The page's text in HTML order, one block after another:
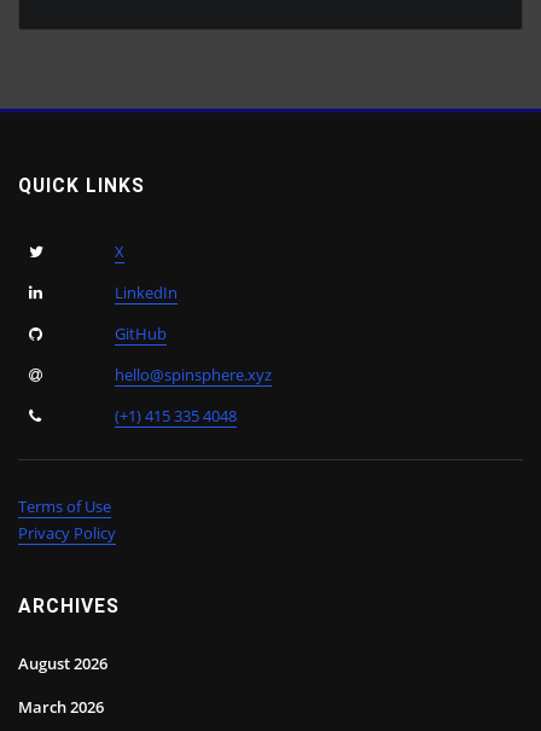
QUICK LINKS
X
LinkedIn
GitHub
hello@spinsphere.xyz
(+1) 415 335 4048
Terms of Use
Privacy Policy
ARCHIVES
August 2026
March 2026